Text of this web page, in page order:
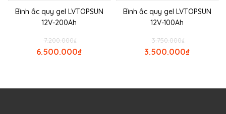
Bình ắc quy gel LVTOPSUN
12V-200Ah
₫
7.200.000
₫
6.500.000
Bình ắc quy gel LVTOPSUN
12V-100Ah
₫
3.750.000
₫
3.500.000